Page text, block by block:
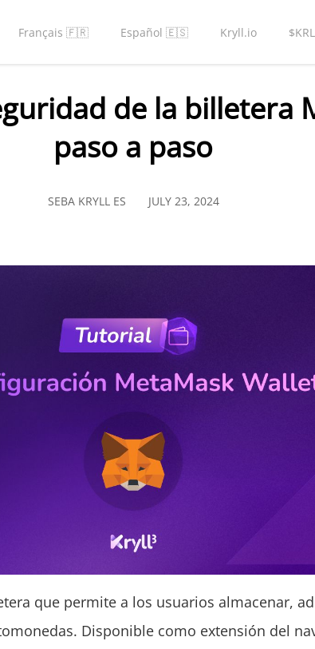
Français 🇫🇷 Español 🇪🇸 Kryll.io $KRL
de la billetera
paso a paso
SEBA KRYLL ES JULY 23, 2024
que permite a los usuarios almacenar,
Disponible como extensión del